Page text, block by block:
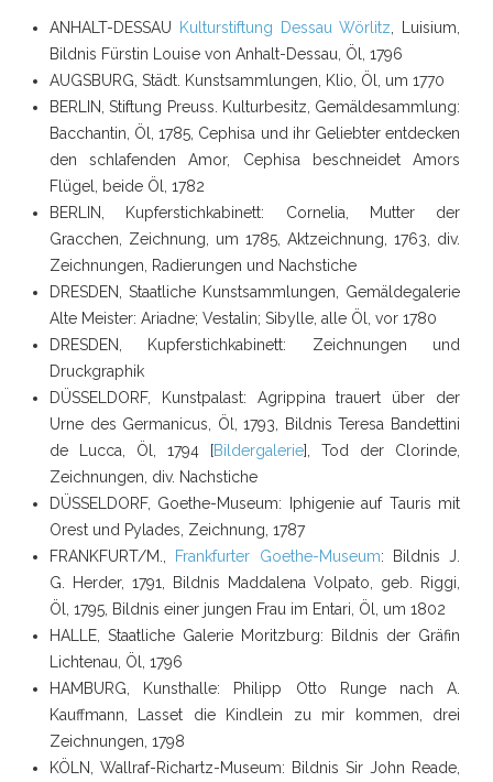
ANHALT-DESSAU Kulturstiftung Dessau Wörlitz , Luisium,
Bildnis Fürstin Louise von Anhalt-Dessau, Öl, 1796
AUGSBURG , Städt. Kunstsammlungen, Klio, Öl, um 1770
BERLIN , Stiftung Preuss. Kulturbesitz, Gemäldesammlung:
Bacchantin, Öl, 1785, Cephisa und ihr Geliebter entdecken
den schlafenden Amor, Cephisa beschneidet Amors
Flügel, beide Öl, 1782
BERLIN, Kupferstichkabinett: Cornelia, Mutter der
Gracchen, Zeichnung, um 1785, Aktzeichnung, 1763, div.
Zeichnungen, Radierungen und Nachstiche
DRESDEN
, Staatliche Kunstsammlungen, Gemäldegalerie
Alte Meister: Ariadne; Vestalin; Sibylle, alle Öl, vor 1780
DRESDEN, Kupferstichkabinett: Zeichnungen und
Druckgraphik
DÜSSELDORF,
Kunstpalast: Agrippina trauert über der
Urne des Germanicus, Öl, 1793, Bildnis Teresa Bandettini
de Lucca, Öl, 1794 [Bildergalerie], Tod der Clorinde,
Zeichnungen, div. Nachstiche
DÜSSELDORF, Goethe-Museum: Iphigenie auf Tauris mit
Orest und Pylades, Zeichnung, 1787
FRANKFURT/M.
Frankfurter Goethe-Museum: Bildnis J.
G. Herder, 1791, Bildnis Maddalena Volpato, geb. Riggi,
Öl, 1795, Bildnis einer jungen Frau im Entari, Öl, um 1802
HALLE , Staatliche Galerie Moritzburg: Bildnis der Gräfin
Lichtenau, Öl, 1796
HAMBURG , Kunsthalle: Philipp Otto Runge nach A.
Kauffmann, Lasset die Kindlein zu mir kommen, drei
Zeichnungen, 1798
KÖLN,
Wallraf-Richartz-Museum: Bildnis Sir John Reade,